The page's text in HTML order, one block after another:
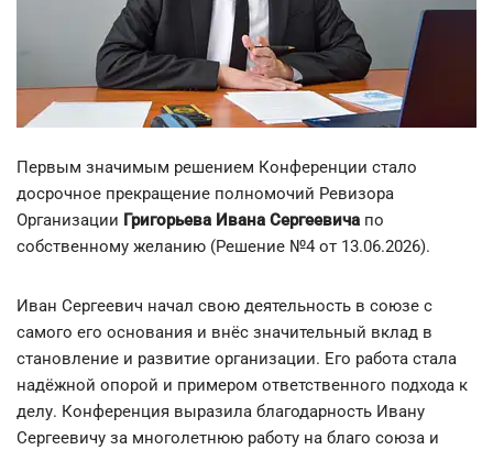
Первым значимым решением Конференции стало
досрочное прекращение полномочий Ревизора
Организации Григорьева Ивана Сергеевича по
собственному желанию (Решение №4 от 13.06.2026).
Иван Сергеевич начал свою деятельность в союзе с
самого его основания и внёс значительный вклад в
становление и развитие организации. Его работа стала
надёжной опорой и примером ответственного подхода к
делу. Конференция выразила благодарность Ивану
Сергеевичу за многолетнюю работу на благо союза и